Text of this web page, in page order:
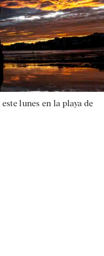
lunes en la playa de